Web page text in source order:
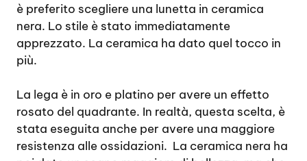
è preferito scegliere una lunetta in ceramica
nera. Lo stile è stato immediatamente
apprezzato. La ceramica ha dato quel tocco in
più.
La lega è in oro e platino per avere un effetto
rosato del quadrante. In realtà, questa scelta, è
stata eseguita anche per avere una maggiore
resistenza alle ossidazioni. La ceramica nera ha